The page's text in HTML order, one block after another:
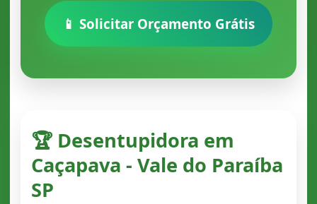
📱 Solicitar Orçamento Grátis
🏆 Desentupidora em
Caçapava - Vale do Paraíba
SP